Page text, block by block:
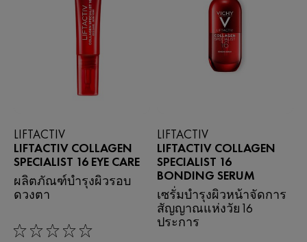
LIFTACTIV
LIFTACTIV COLLAGEN
SPECIALIST 16 EYE CARE
ผลิตภัณฑ์บำรุงผิวรอบ
ดวงตา
0/5
LIFTACTIV
LIFTACTIV COLLAGEN
SPECIALIST 16
BONDING SERUM
เซรั่มบํารุงผิวหน้าจัดการ
สัญญาณแห่งวัย16
ประการ